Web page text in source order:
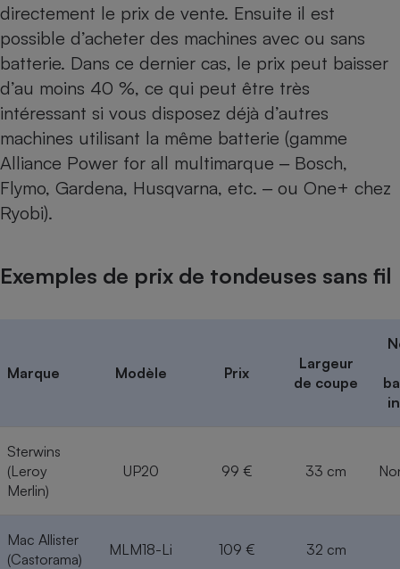
directement le prix de vente. Ensuite il est
possible d’acheter des machines avec ou sans
batterie. Dans ce dernier cas, le prix peut baisser
d’au moins 40 %, ce qui peut être très
intéressant si vous disposez déjà d’autres
machines utilisant la même batterie (gamme
Alliance Power for all multimarque ‒ Bosch,
Flymo, Gardena, Husqvarna, etc. ‒ ou One+ chez
Ryobi).
Exemples de prix de tondeuses sans fil
Marque Modèle Prix
Largeur
de coupe
Sterwins
(Leroy
Merlin)
UP20 99 € 33 cm
Mac Allister
(Castorama)
MLM18-Li 109 € 32 cm